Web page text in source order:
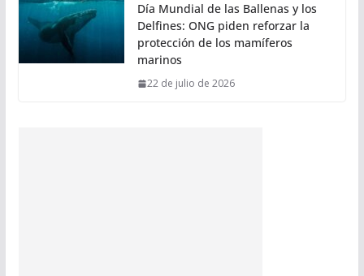
Día Mundial de las Ballenas y los
Delfines: ONG piden reforzar la
protección de los mamíferos
marinos
22 de julio de 2026